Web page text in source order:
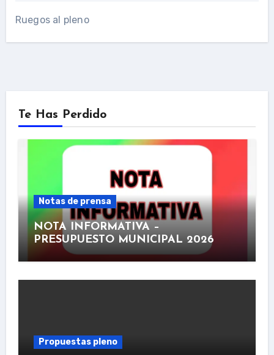
Ruegos al pleno
Te Has Perdido
Notas de prensa
NOTA INFORMATIVA –
PRESUPUESTO MUNICIPAL 2026
Propuestas pleno